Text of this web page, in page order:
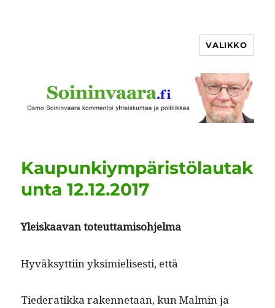
VALIKKO
Kaupunkiympäristölautak
unta 12.12.2017
Yleiskaa­van toteuttamisohjelma
Hyväksyt­ti­in yksimielis­es­ti, että
Tieder­atik­ka raken­netaan, kun Malmin ja